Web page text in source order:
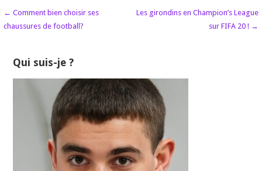
Navigation
l’article
← Comment bien choisir ses
chaussures de football?
Les girondins en Champion’s League
sur FIFA 20 ! →
Qui suis-je ?